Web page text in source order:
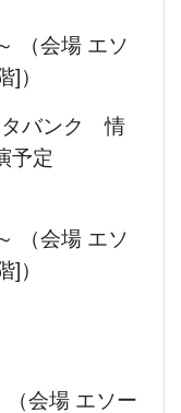
（会場 エソ
]）
タバンク 情
定
（会場 エソ
]）
会場 エソー